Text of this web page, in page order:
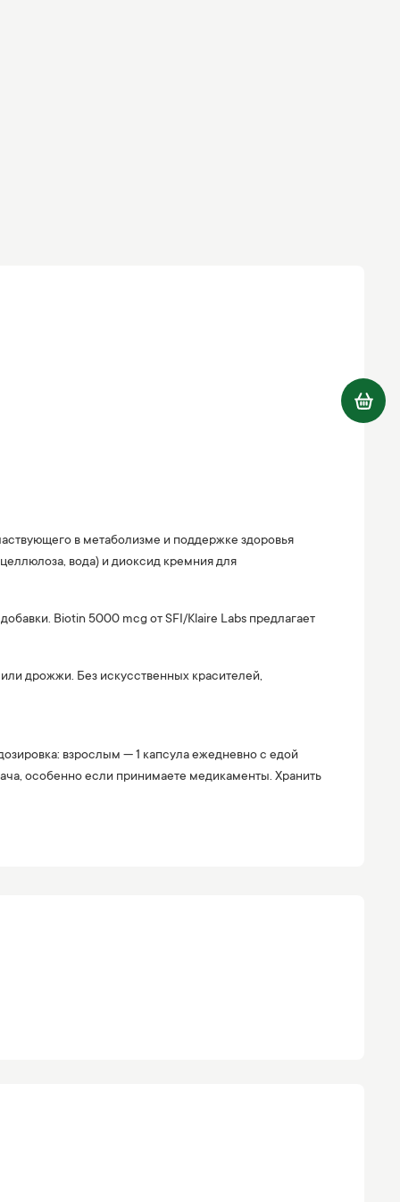
в метаболизме и поддержке здоровья
вода) и диоксид кремния для
Biotin 5000 mcg от SFI/Klaire Labs предлагает
дрожжи. Без искусственных красителей,
взрослым — 1 капсула ежедневно с едой
особенно если принимаете медикаменты. Хранить